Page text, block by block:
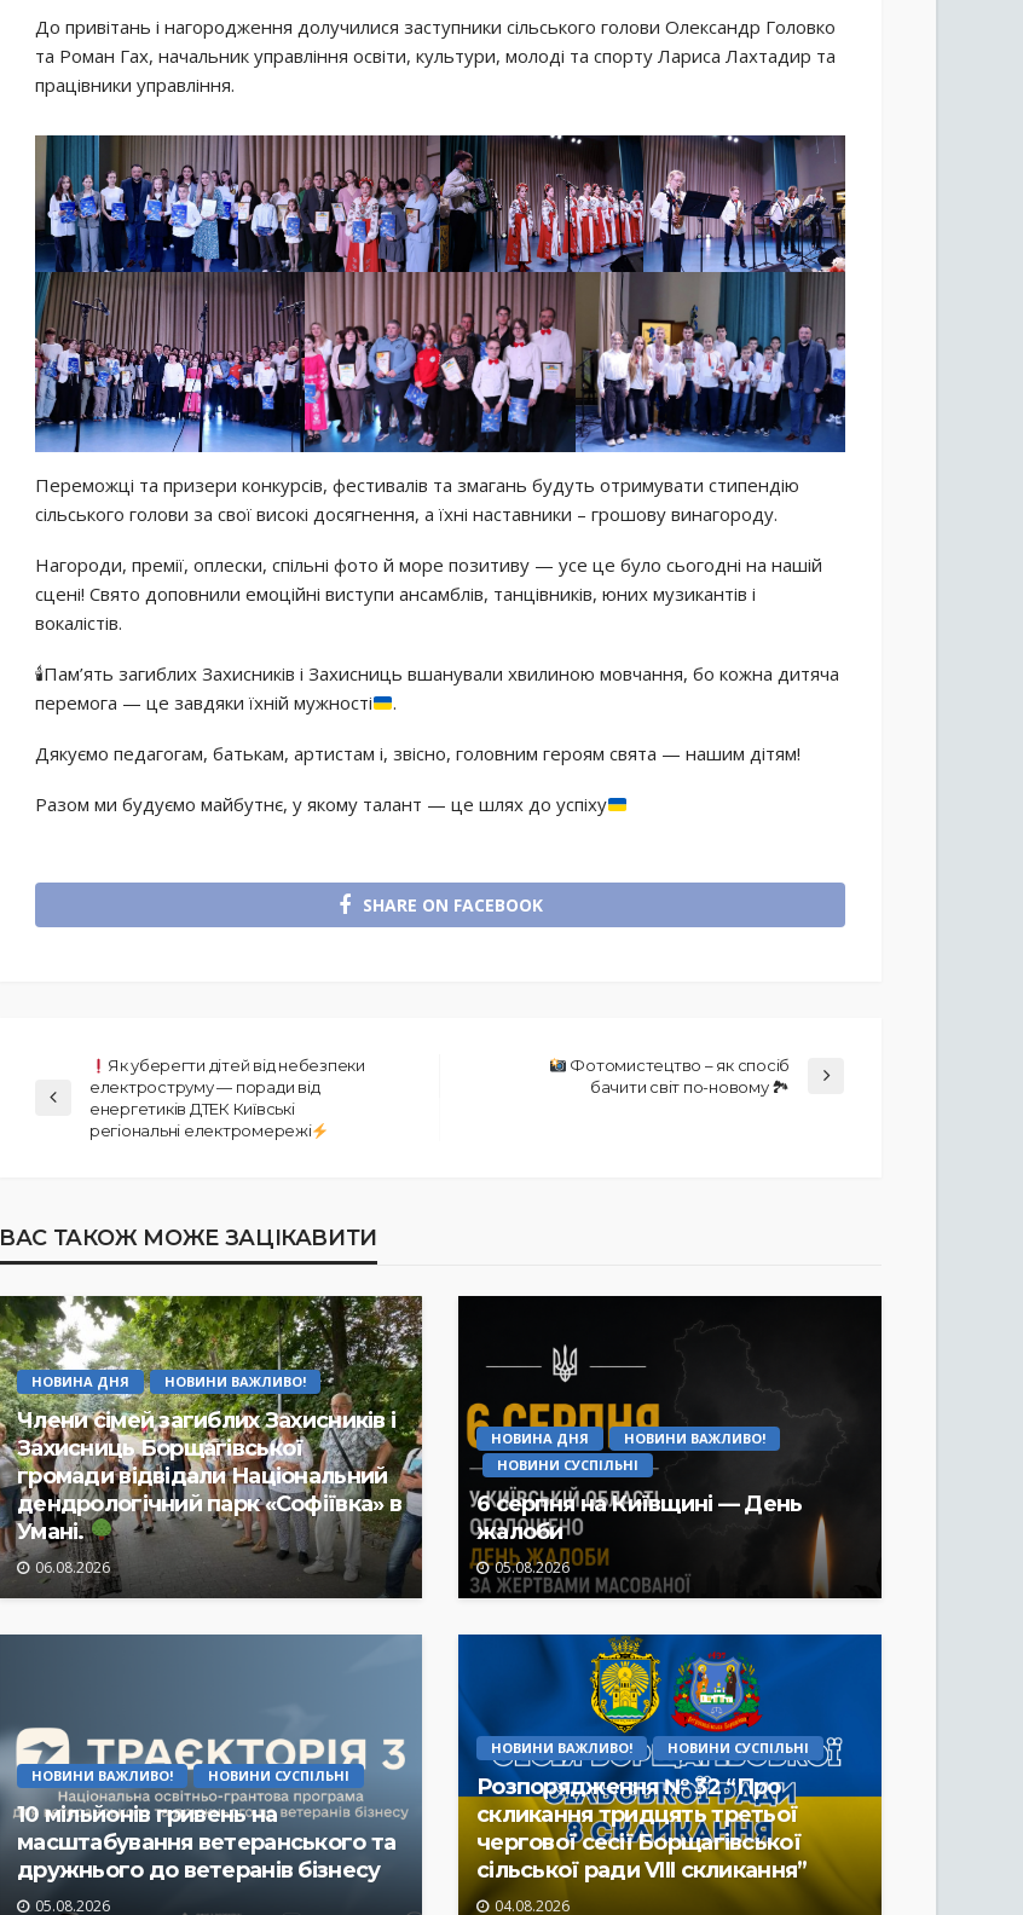
До привітань і нагородження долучилися заступники сільського голови Олександр Головко
та Роман Гах, начальник управління освіти, культури, молоді та спорту Лариса Лахтадир та
працівники управління.
Переможці та призери конкурсів, фестивалів та змагань будуть отримувати стипендію
сільського голови за свої високі досягнення, а їхні наставники – грошову винагороду.
Нагороди, премії, оплески, спільні фото й море позитиву — усе це було сьогодні на нашій
сцені! Свято доповнили емоційні виступи ансамблів, танцівників, юних музикантів і
вокалістів.
🕯Пам’ять загиблих Захисників і Захисниць вшанували хвилиною мовчання, бо кожна дитяча
перемога — це завдяки їхній мужності
.
Дякуємо педагогам, батькам, артистам і, звісно, головним героям свята — нашим дітям!
Разом ми будуємо майбутнє, у якому талант — це шлях до успіху
SHARE ON FACEBOOK
Як уберегти дітей від небезпеки
електроструму — поради від
енергетиків ДТЕК Київські
регіональні електромережі
Фотомистецтво – як спосіб
бачити світ по-новому 🏞
ВАС ТАКОЖ МОЖЕ ЗАЦІКАВИТИ
НОВИНА ДНЯ НОВИНИ ВАЖЛИВО!
Члени сімей загиблих Захисників і
Захисниць Борщагівської
громади відвідали Національний
дендрологічний парк «Софіївка» в
Умані.
06.08.2026
НОВИНА ДНЯ
НОВИНИ ВАЖЛИВО!
НОВИНИ СУСПІЛЬНІ
6 серпня на Київщині — День
жалоби
05.08.2026
НОВИНИ ВАЖЛИВО! НОВИНИ СУСПІЛЬНІ
10 мільйонів гривень на
масштабування ветеранського та
дружнього до ветеранів бізнесу
05.08.2026
НОВИНИ ВАЖЛИВО! НОВИНИ СУСПІЛЬНІ
Розпорядження № 32 “Про
скликання тридцять третьої
чергової сесії Борщагівської
сільської ради VIII скликання”
04.08.2026